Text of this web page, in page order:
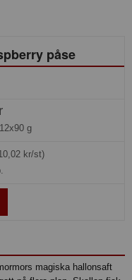
påse
g
kr/st)
magiska hallonsaft